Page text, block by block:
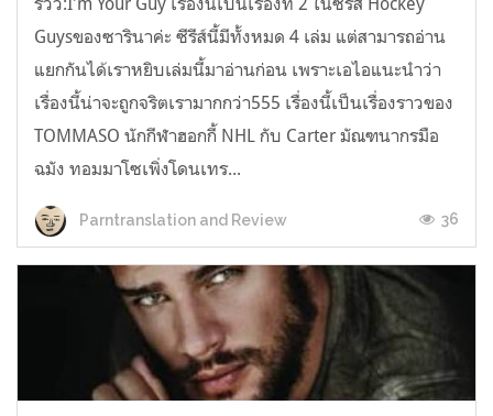
Guysของซารินาค่ะ ซีรีส์นี้มีทั้งหมด 4 เล่ม แต่สามารถอ่าน
แยกกันได้เราหยิบเล่มนี้มาอ่านก่อน เพราะเอไอแนะนำว่า
เรื่องนี้น่าจะถูกจริตเรามากกว่า555 เรื่องนี้เป็นเรื่องราวของ
TOMMASO นักกีฬาฮอกกี้ NHL กับ Carter มัณฑนากรมือ
ฉมัง ทอมมาโซเพิ่งโดนเทร...
Parntranslation and Review 36